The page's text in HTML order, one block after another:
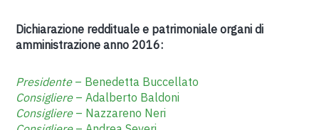
Dichiarazione reddituale e patrimoniale organi di
amministrazione anno 2016:
Presidente– Benedetta Buccellato
Consigliere– Adalberto Baldoni
Consigliere– Nazzareno Neri